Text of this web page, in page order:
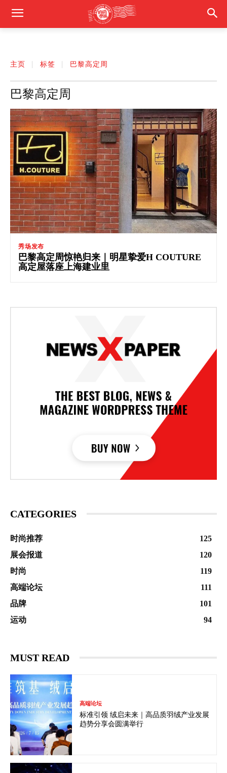
主页 标签 巴黎高定周
巴黎高定周
秀场发布
巴黎高定周惊艳归来｜明星挚爱H COUTURE
高定屋落座上海建业里
CATEGORIES
时尚推荐
125
展会报道
120
时尚
119
高端论坛
111
品牌
101
运动
94
MUST READ
高端论坛
标准引领 绒启未来｜高品质羽绒产业发展
趋势分享会圆满举行